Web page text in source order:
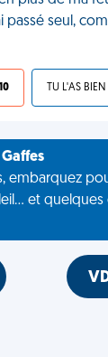
passé seul,
Gaffes
embarquez
et